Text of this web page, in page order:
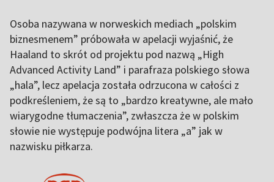
Osoba nazywana w norweskich mediach „polskim
biznesmenem” próbowała w apelacji wyjaśnić, że
Haaland to skrót od projektu pod nazwą „High
Advanced Activity Land” i parafraza polskiego słowa
„hala”, lecz apelacja została odrzucona w całości z
podkreśleniem, że są to „bardzo kreatywne, ale mało
wiarygodne tłumaczenia”, zwłaszcza że w polskim
słowie nie występuje podwójna litera „a” jak w
nazwisku piłkarza.